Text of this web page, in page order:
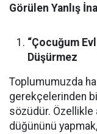
Görülen Yanlış
“Çocuğum
Düşürmez
Toplumumuzda
gerekçelerinden
sözüdür. Özellikle
düğününü